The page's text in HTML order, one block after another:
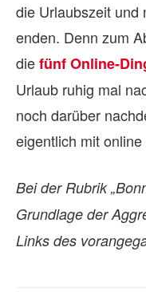
die Urlaubszeit und
enden. Denn zum
diefünf Online-
Urlaub ruhig mal
noch darüber
eigentlich mit
Bei der Rubrik
Grundlage der
Links des